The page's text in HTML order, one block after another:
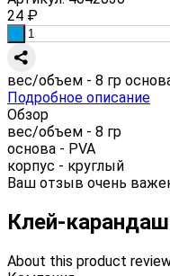
24 ₽
вес/объем - 8 гр
Подробное описание
Обзор
вес/объем - 8 гр
основа - PVA
корпус - круглый
Ваш отзыв очень
Клей-
About this product